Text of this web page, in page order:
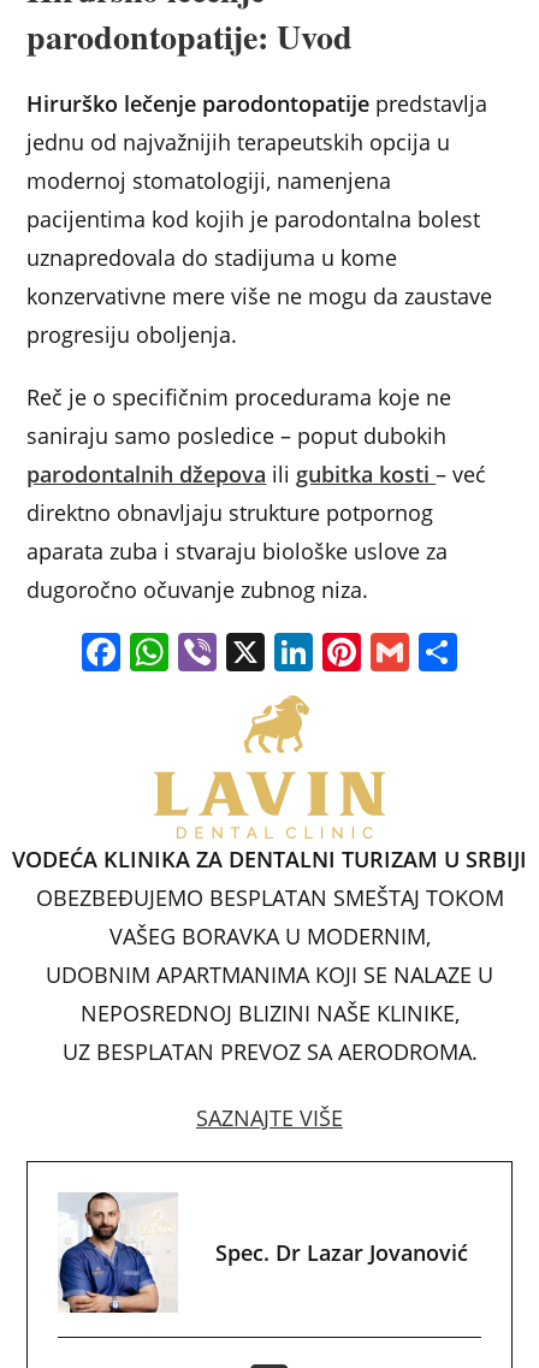
o
o
k
p
p
n
parodontopatije: Uvod
Hirurško lečenje parodontopatije predstavlja
jednu od najvažnijih terapeutskih opcija u
modernoj stomatologiji, namenjena
pacijentima kod kojih je parodontalna bolest
uznapredovala do stadijuma u kome
konzervativne mere više ne mogu da zaustave
progresiju oboljenja.
Reč je o specifičnim procedurama koje ne
saniraju samo posledice – poput dubokih
parodontalnih džepova ili gubitka kosti– već
direktno obnavljaju strukture potpornog
aparata zuba i stvaraju biološke uslove za
dugoročno očuvanje zubnog niza.
F
o
o
k
W
A
p
p
Vi
er
X Li
e
dI
n
Pi
e
st
G
VODEĆA KLINIKA ZA DENTALNI TURIZAM U SRBIJI
OBEZBEĐUJEMO BESPLATAN SMEŠTAJ TOKOM
VAŠEG BORAVKA U MODERNIM,
UDOBNIM APARTMANIMA KOJI SE NALAZE U
NEPOSREDNOJ BLIZINI NAŠE KLINIKE,
UZ BESPLATAN PREVOZ SA AERODROMA.
SAZNAJTE VIŠE
Spec. Dr Lazar Jovanović